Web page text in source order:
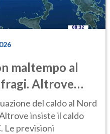
maltempo al
Altrove
del caldo al Nord
insiste il caldo
Le previsioni